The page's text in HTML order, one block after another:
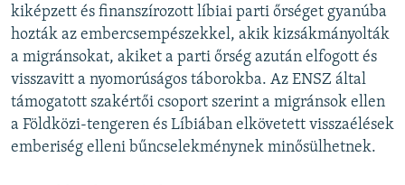
kiképzett és finanszírozott líbiai parti őrséget gyanúba
hozták az embercsempészekkel, akik kizsákmányolták
a migránsokat, akiket a parti őrség azután elfogott és
visszavitt a nyomorúságos táborokba. Az ENSZ által
támogatott szakértői csoport szerint a migránsok ellen
a Földközi-tengeren és Líbiában elkövetett visszaélések
emberiség elleni bűncselekménynek minősülhetnek.